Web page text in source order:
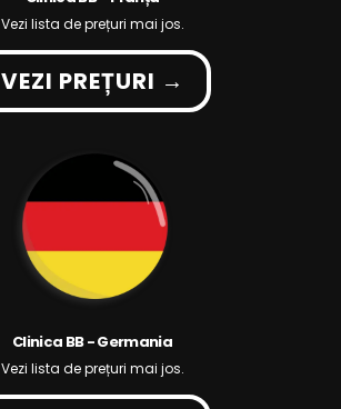
Vezi lista de prețuri mai jos.
VEZI PREȚURI →
Clinica BB - Germania
Vezi lista de prețuri mai jos.